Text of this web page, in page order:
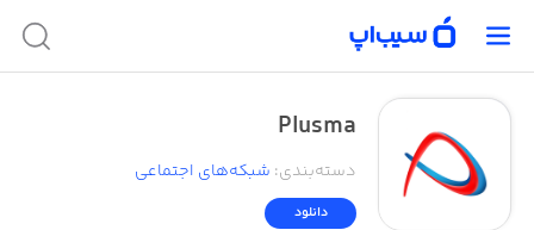
Plusma
دسته‌بندی: شبکه‌های اجتماعی
دانلود